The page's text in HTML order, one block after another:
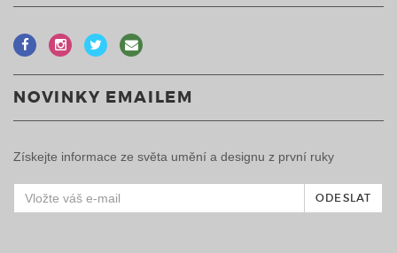
NOVINKY EMAILEM
Získejte informace ze světa umění a designu z první ruky
ODESLAT